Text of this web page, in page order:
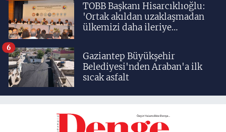
TOBB Başkanı Hisarcıklıoğlu:
'Ortak akıldan uzaklaşmadan
ülkemizi daha ileriye
Gaziantep Büyükşehir
Belediyesi'nden Araban'a ilk
sıcak asfalt
6